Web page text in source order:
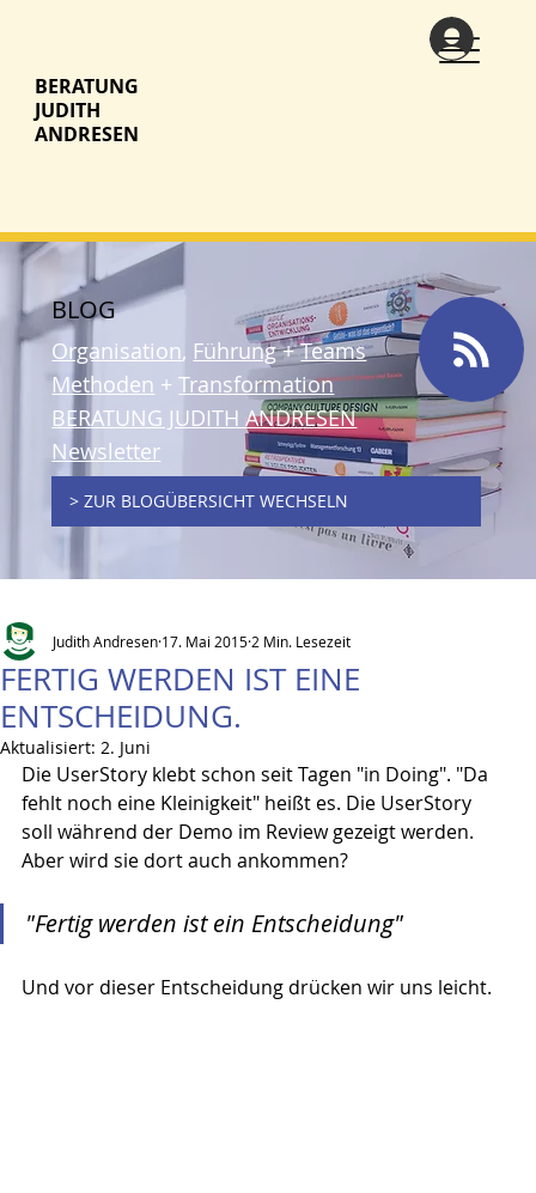
BERATUNG
JUDITH
ANDRESEN
BLOG
Organisation, Führung+Teams
Methoden +Transformation
BERATUNG JUDITH ANDRESEN
Newsletter
> ZUR BLOGÜBERSICHT WECHSELN
FERTIG WERDEN IST EINE
ENTSCHEIDUNG.
Judith Andresen 17. Mai 2015 2 Min. Lesezeit
Aktualisiert: 2. Juni
Die UserStory klebt schon seit Tagen "in Doing". "Da
fehlt noch eine Kleinigkeit" heißt es. Die UserStory
soll während der Demo im Review gezeigt werden.
Aber wird sie dort auch ankommen?
"Fertig werden ist ein Entscheidung"
Und vor dieser Entscheidung drücken wir uns leicht.